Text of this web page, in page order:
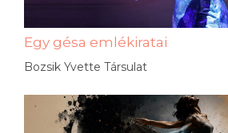
Egy gésa emlékiratai
Bozsik Yvette Társulat